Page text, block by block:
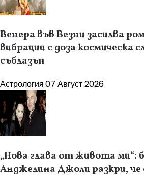
Венера във Везни засилва
вибрации с доза космическа
съблазън
Астрология07 Август 2026
„Нова глава от живота ми“:
Анджелина Джоли разкри, че